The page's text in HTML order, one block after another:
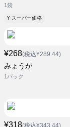
1袋
¥ スーパー価格
¥268(税込¥289.44)
みょうが
1パック
¥318(税込¥343.44)